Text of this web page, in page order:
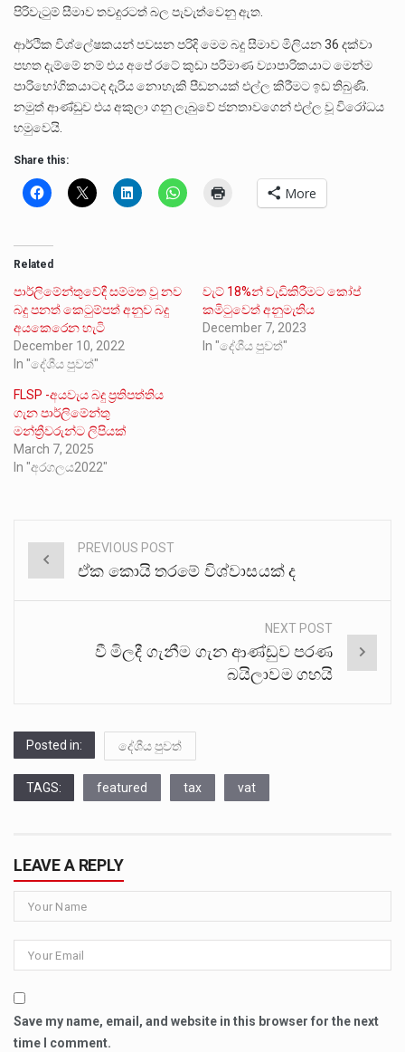
පිරිවැටුම් සීමාව තවදුරටත් බල පැවැත්වෙනු ඇත.
ආර්ථික විශ්ලේෂකයන් පවසන පරිදි මෙම බදු සීමාව මිලියන 36 දක්වා
පහත දැම්මේ නම් එය අපේ රටේ කුඩා පරිමාණ ව්‍යාපාරිකයාට මෙන්ම
පාරිභෝගිකයාටද දැරිය නොහැකි පීඩනයක් එල්ල කිරීමට ඉඩ තිබුණි.
නමුත් ආණ්ඩුව එය අකුලා ගනු ලැබුවේ ජනතාවගෙන් එල්ල වූ විරෝධය
හමුවෙයි.
Share this:
More
Related
පාර්ලිමේන්තුවේදී සම්මත වූ නව
බදු පනත් කෙටුම්පත් අනුව බදු
අයකෙරෙන හැටි
December 10, 2022
In "දේශීය පුවත්"
වැට් 18%න් වැඩිකිරීමට කෝප්
කමිටුවෙත් අනුමැතිය
December 7, 2023
In "දේශීය පුවත්"
FLSP -අයවැය බදු ප්‍රතිපත්තිය
ගැන පාර්ලිමේන්තු
මන්ත්‍රීවරුන්ට ලිපියක්
March 7, 2025
In "අරගලය2022"
Post
PREVIOUS POST
ඒක කොයි තරමේ විශ්වාසයක් ද
NEXT POST
වී මිලදී ගැනීම ගැන ආණ්ඩුව පරණ
බයිලාවම ගහයි
Posted in: දේශීය පුවත්
TAGS: featured tax vat
LEAVE A REPLY
Save my name, email, and website in this browser for the next
time I comment.